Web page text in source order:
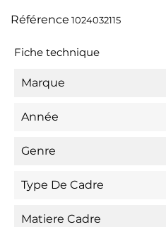
Référence 1024032115
Fiche technique
Marque
Année
Genre
Type De Cadre
Matiere Cadre